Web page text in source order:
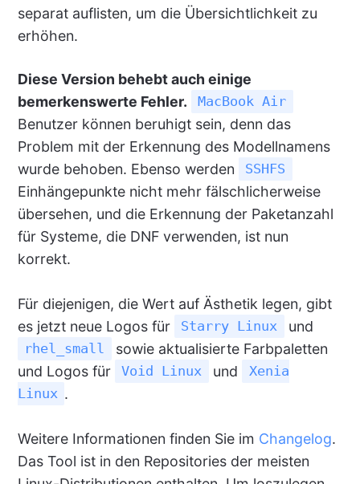
separat auflisten, um die Übersichtlichkeit zu
erhöhen.
Diese Version behebt auch einige
bemerkenswerte Fehler.
MacBook Air
Benutzer können beruhigt sein, denn das
Problem mit der Erkennung des Modellnamens
wurde behoben. Ebenso werden
SSHFS
Einhängepunkte nicht mehr fälschlicherweise
übersehen, und die Erkennung der Paketanzahl
für Systeme, die DNF verwenden, ist nun
korrekt.
Für diejenigen, die Wert auf Ästhetik legen, gibt
es jetzt neue Logos für
Starry Linux und
rhel_small
sowie aktualisierte Farbpaletten
und Logos für
Void Linux und
Xenia
Linux .
Weitere Informationen finden Sie im Changelog.
Das Tool ist in den Repositories der meisten